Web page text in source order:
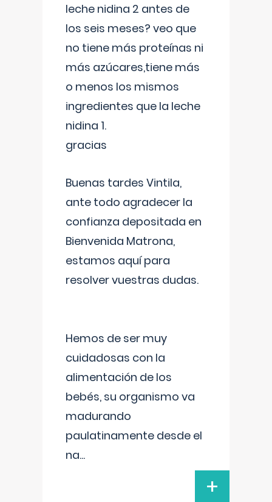
leche nidina 2 antes de
los seis meses? veo que
no tiene más proteínas ni
más azúcares,tiene más
o menos los mismos
ingredientes que la leche
nidina 1.
gracias
Buenas tardes Vintila,
ante todo agradecer la
confianza depositada en
Bienvenida Matrona,
estamos aquí para
resolver vuestras dudas.
Hemos de ser muy
cuidadosas con la
alimentación de los
bebés, su organismo va
madurando
paulatinamente desde el
na...
+